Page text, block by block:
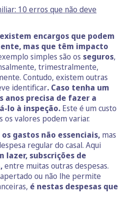
10 erros que não deve
existem encargos que podem
mas que têm impacto
simples são os seguros,
trimestralmente,
Contudo, existem outras
identificar. Caso tenha um
anos precisa de fazer a
lo à inspeção. Este é um custo
os valores podem variar.
gastos não essenciais, mas
regular do casal. Aqui
lazer, subscrições de
entre muitas outras despesas.
ou não lhe permite
é nestas despesas que